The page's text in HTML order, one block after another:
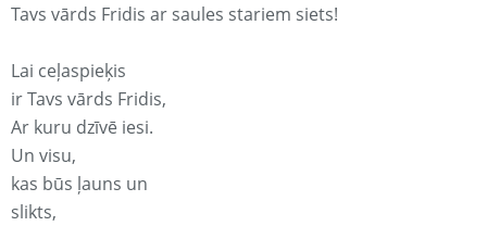
Tavs vārds Fridis ar saules stariem siets!
Lai ceļaspieķis
ir Tavs vārds Fridis,
Ar kuru dzīvē iesi.
Un visu,
kas būs ļauns un
slikts,